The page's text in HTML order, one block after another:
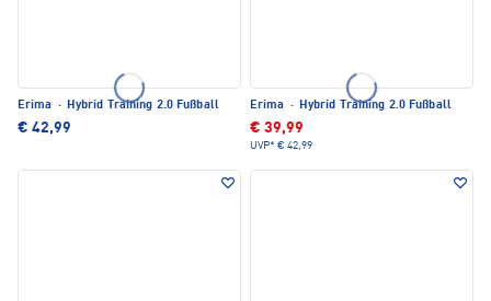
Erima · Hybrid Training 2.0 Fußball
€ 42,99
Erima · Hybrid Training 2.0 Fußball
€ 39,99
UVP* € 42,99